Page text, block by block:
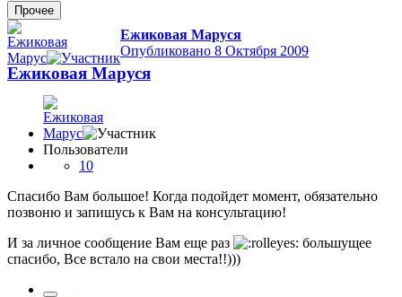
Прочее
Ежиковая Маруся
Опубликовано 8 Октября 2009
Ежиковая Маруся
Пользователи
10
Спасибо Вам большое! Когда подойдет момент, обязательно
позвоню и запишусь к Вам на консультацию!
И за личное сообщение Вам еще раз
большущее
спасибо, Все встало на свои места!!)))